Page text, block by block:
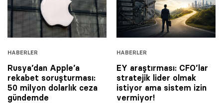
HABERLER
Rusya’dan Apple’a
rekabet soruşturması:
50 milyon dolarlık ceza
gündemde
HABERLER
EY araştırması: CFO’lar
stratejik lider olmak
istiyor ama sistem izin
vermiyor!